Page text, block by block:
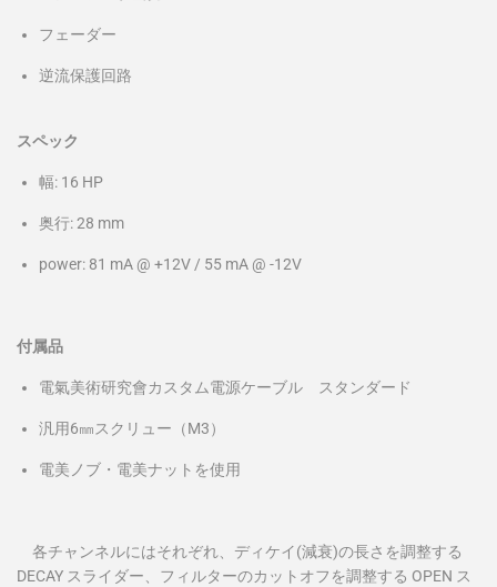
フェーダー
逆流保護回路
スペック
幅: 16 HP
奥行: 28 mm
power: 81 mA @ +12V / 55 mA @ -12V
付属品
電氣美術研究會カスタム電源ケーブル スタンダード
汎用6㎜スクリュー（M3）
電美ノブ・電美ナットを使用
各チャンネルにはそれぞれ、ディケイ(減衰)の長さを調整する
DECAY スライダー、フィルターのカットオフを調整する OPEN ス